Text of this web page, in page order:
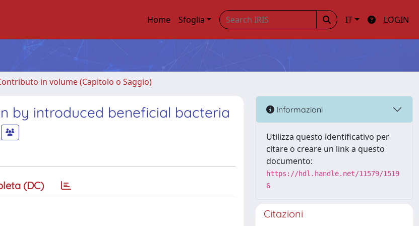
Home Sfoglia IT LOGIN
in volume (Capitolo o Saggio)
by introduced beneficial bacteria
(DC)
Informazioni
Utilizza questo identificativo per
citare o creare un link a questo
documento:
https://hdl.handle.net/11579/1519
6
Citazioni